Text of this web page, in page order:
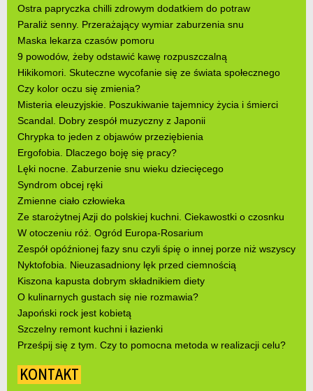
Ostra papryczka chilli zdrowym dodatkiem do potraw
Paraliż senny. Przerażający wymiar zaburzenia snu
Maska lekarza czasów pomoru
9 powodów, żeby odstawić kawę rozpuszczalną
Hikikomori. Skuteczne wycofanie się ze świata społecznego
Czy kolor oczu się zmienia?
Misteria eleuzyjskie. Poszukiwanie tajemnicy życia i śmierci
Scandal. Dobry zespół muzyczny z Japonii
Chrypka to jeden z objawów przeziębienia
Ergofobia. Dlaczego boję się pracy?
Lęki nocne. Zaburzenie snu wieku dziecięcego
Syndrom obcej ręki
Zmienne ciało człowieka
Ze starożytnej Azji do polskiej kuchni. Ciekawostki o czosnku
W otoczeniu róż. Ogród Europa-Rosarium
Zespół opóźnionej fazy snu czyli śpię o innej porze niż wszyscy
Nyktofobia. Nieuzasadniony lęk przed ciemnością
Kiszona kapusta dobrym składnikiem diety
O kulinarnych gustach się nie rozmawia?
Japoński rock jest kobietą
Szczelny remont kuchni i łazienki
Prześpij się z tym. Czy to pomocna metoda w realizacji celu?
KONTAKT